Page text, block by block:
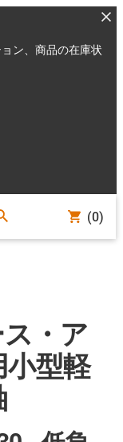
ン、商品の在庫状
(0)
・ア
型軽